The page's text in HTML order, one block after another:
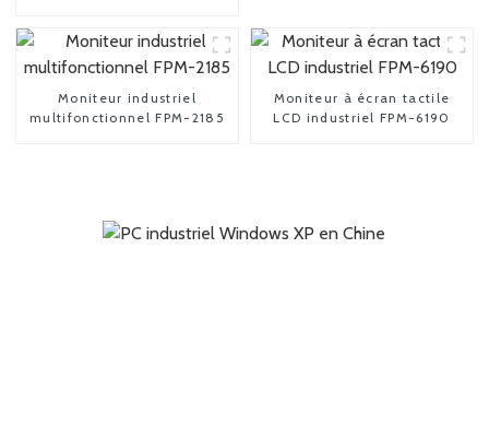
Moniteur industriel
multifonctionnel FPM-2185
Moniteur à écran tactile
LCD industriel FPM-6190